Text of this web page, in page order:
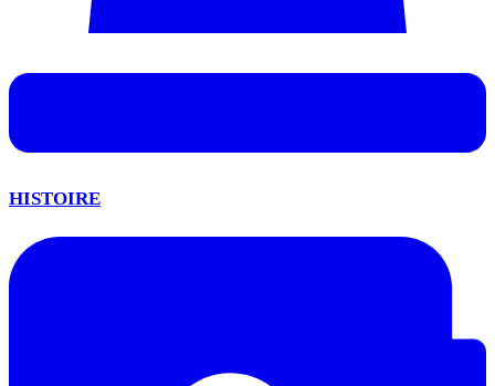
HISTOIRE